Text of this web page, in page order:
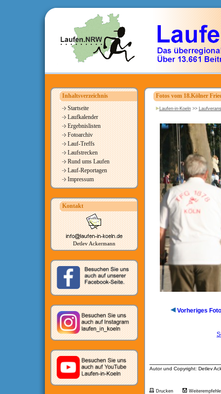
Inhaltsverzeichnis
Startseite
Laufkalender
Ergebnislisten
Fotoarchiv
Lauf-Treffs
Laufstrecken
Rund ums Laufen
Lauf-Reportagen
Impressum
Kontakt
Detlev Ackermann
Fotos vom 18.Kölner
Laufen-in-Koeln>>
Vorheriges Foto
Autor und Copyright: Detlev
Drucken